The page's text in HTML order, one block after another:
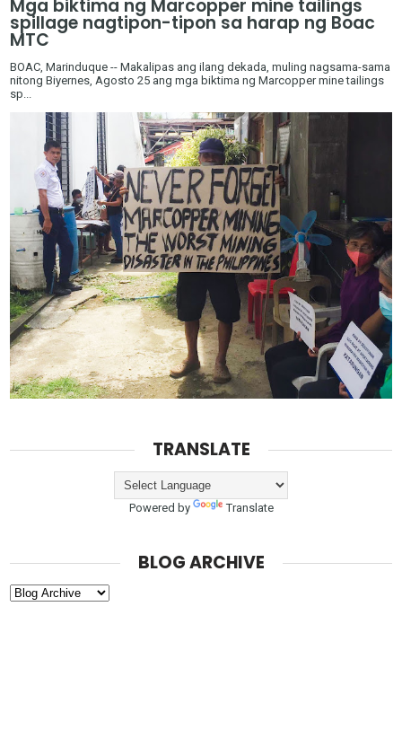
Mga biktima ng Marcopper mine tailings
spillage nagtipon-tipon sa harap ng Boac
MTC
BOAC, Marinduque -- Makalipas ang ilang dekada, muling nagsama-sama
nitong Biyernes, Agosto 25 ang mga biktima ng Marcopper mine tailings
sp...
TRANSLATE
Powered by Translate
BLOG ARCHIVE